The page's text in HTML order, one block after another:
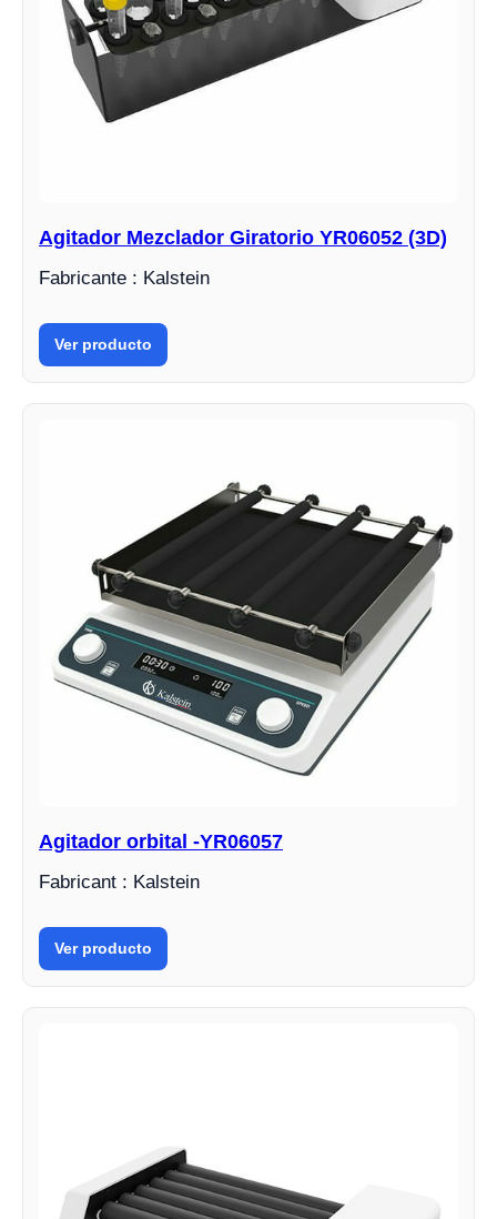
Agitador Mezclador Giratorio YR06052 (3D)
Fabricante : Kalstein
Ver producto
Agitador orbital -YR06057
Fabricant : Kalstein
Ver producto